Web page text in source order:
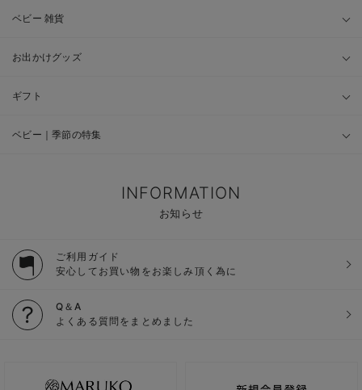
ベビー 雑貨
お出かけグッズ
ギフト
ベビー｜季節の特集
INFORMATION
お知らせ
ご利用ガイド
安心してお買い物をお楽しみ頂く為に
Q＆A
よくある質問をまとめました